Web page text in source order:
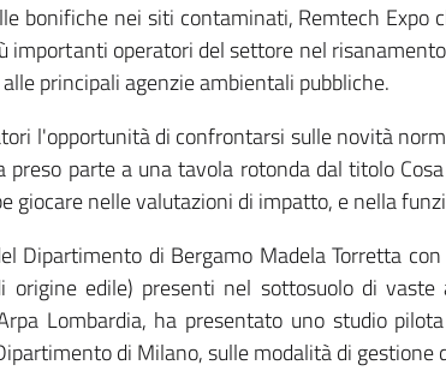
bonifiche nei siti contaminati, Remtech Expo
operatori del settore nel
principali agenzie ambientali pubbliche.
l'opportunità di confrontarsi sulle novità
parte a una tavola rotonda dal titolo
nelle valutazioni di impatto, e nella
Dipartimento di Bergamo Madela Torretta
edile) presenti nel sottosuolo di
Lombardia, ha presentato uno studio
di Milano, sulle modalità di gestione